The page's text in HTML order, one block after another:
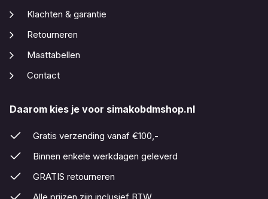
Klachten & garantie
Retourneren
Maattabellen
Contact
Daarom kies je voor simakobdmshop.nl
Gratis verzending vanaf €100,-
Binnen enkele werkdagen geleverd
GRATIS retourneren
Alle prijzen zijn inclusief BTW